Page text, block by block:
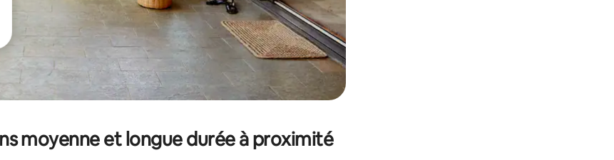
moyenne et longue durée à proximité